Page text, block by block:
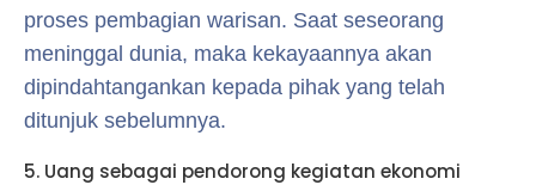
proses pembagian warisan. Saat seseorang
meninggal dunia, maka kekayaannya akan
dipindahtangankan kepada pihak yang telah
ditunjuk sebelumnya.
5. Uang sebagai pendorong kegiatan ekonomi